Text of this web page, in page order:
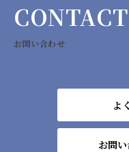
CONTACT
お問い合わせ
よ
お問